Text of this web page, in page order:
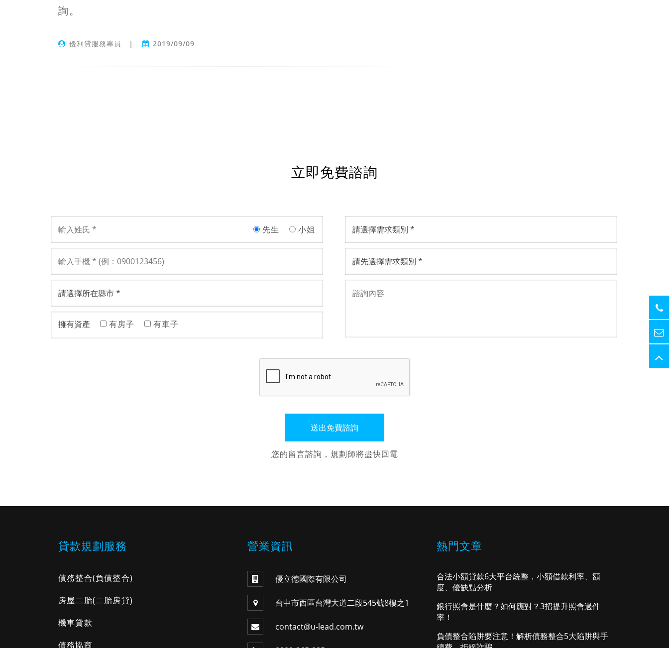
詢。
優利貸服務專員 | 2019/09/09
立即免費諮詢
先生 小姐
擁有資產 有房子 有車子
您的留言諮詢，規劃師將盡快回電
貸款規劃服務
債務整合(負債整合)
房屋二胎(二胎房貸)
機車貸款
債務協商
營業資訊
優立德國際有限公司
台中市西區台灣大道二段545號8樓之1
contact@u-lead.com.tw
熱門文章
合法小額貸款6大平台統整，小額借款利率、額
度、優缺點分析
銀行照會是什麼？如何應對？3招提升照會過件
率！
負債整合陷阱要注意！解析債務整合5大陷阱與手